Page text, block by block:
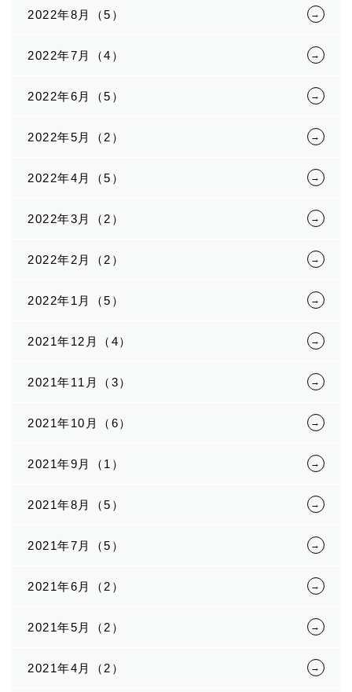
2022年8月（5）
2022年7月（4）
2022年6月（5）
2022年5月（2）
2022年4月（5）
2022年3月（2）
2022年2月（2）
2022年1月（5）
2021年12月（4）
2021年11月（3）
2021年10月（6）
2021年9月（1）
2021年8月（5）
2021年7月（5）
2021年6月（2）
2021年5月（2）
2021年4月（2）